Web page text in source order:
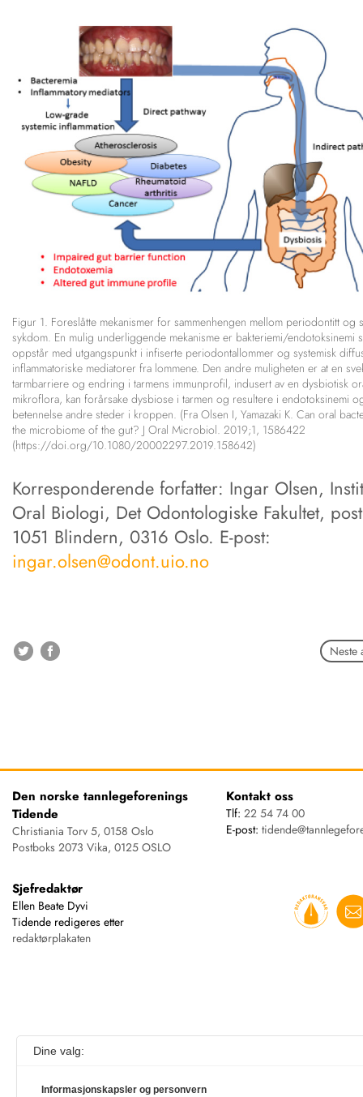
Figur 1. Foreslåtte mekanismer for sammenhengen mellom periodontitt og
sykdom. En mulig underliggende mekanisme er bakteriemi/endotoksinemi
oppstår med utgangspunkt i infiserte periodontallommer og systemisk
inflammatoriske mediatorer fra lommene. Den andre muligheten er at en
tarmbarriere og endring i tarmens immunprofil, indusert av en dysbiotisk
mikroflora, kan forårsake dysbiose i tarmen og resultere i endotoksinemi
betennelse andre steder i kroppen. (Fra Olsen I, Yamazaki K. Can oral
the microbiome of the gut? J Oral Microbiol. 2019;1, 1586422
(https://doi.org/10.1080/20002297.2019.158642)
Korresponderende forfatter: Ingar Olsen,
Oral Biologi, Det Odontologiske Fakultet,
1051 Blindern, 0316 Oslo. E-post:
ingar.olsen@odont.uio.no
Neste
Den norske tannlegeforenings
Tidende
Christiania Torv 5, 0158 Oslo
Postboks 2073 Vika, 0125 OSLO
Kontakt oss
Tlf: 22 54 74 00
E-post:
Sjefredaktør
Ellen Beate Dyvi
Tidende redigeres etter
redaktørplakaten
Dine valg:
Informasjonskapsler og personvern